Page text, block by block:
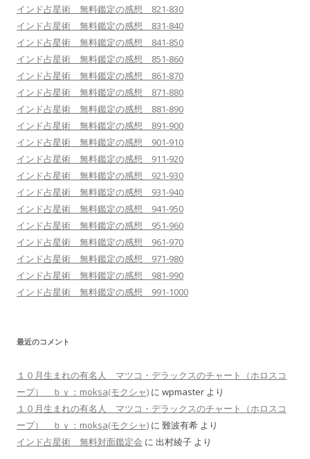
インド占星術 無料鑑定の感想 821-830
インド占星術 無料鑑定の感想 831-840
インド占星術 無料鑑定の感想 841-850
インド占星術 無料鑑定の感想 851-860
インド占星術 無料鑑定の感想 861-870
インド占星術 無料鑑定の感想 871-880
インド占星術 無料鑑定の感想 881-890
インド占星術 無料鑑定の感想 891-900
インド占星術 無料鑑定の感想 901-910
インド占星術 無料鑑定の感想 911-920
インド占星術 無料鑑定の感想 921-930
インド占星術 無料鑑定の感想 931-940
インド占星術 無料鑑定の感想 941-950
インド占星術 無料鑑定の感想 951-960
インド占星術 無料鑑定の感想 961-970
インド占星術 無料鑑定の感想 971-980
インド占星術 無料鑑定の感想 981-990
インド占星術 無料鑑定の感想 991-1000
最近のコメント
１０月生まれの有名人 マツコ・デラックスのチャート（ホロスコ
ープ） ｂｙ：moksa(モクシャ) に wpmaster より
１０月生まれの有名人 マツコ・デラックスのチャート（ホロスコ
ープ） ｂｙ：moksa(モクシャ) に 難波有希 より
インド占星術 無料対面鑑定会 に 出村綾子 より